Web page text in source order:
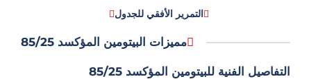
التمرير الأفقي للجدول
مميزات البيتومين المؤكسد 85/25
التفاصيل الفنية للبيتومين المؤكسد 85/25